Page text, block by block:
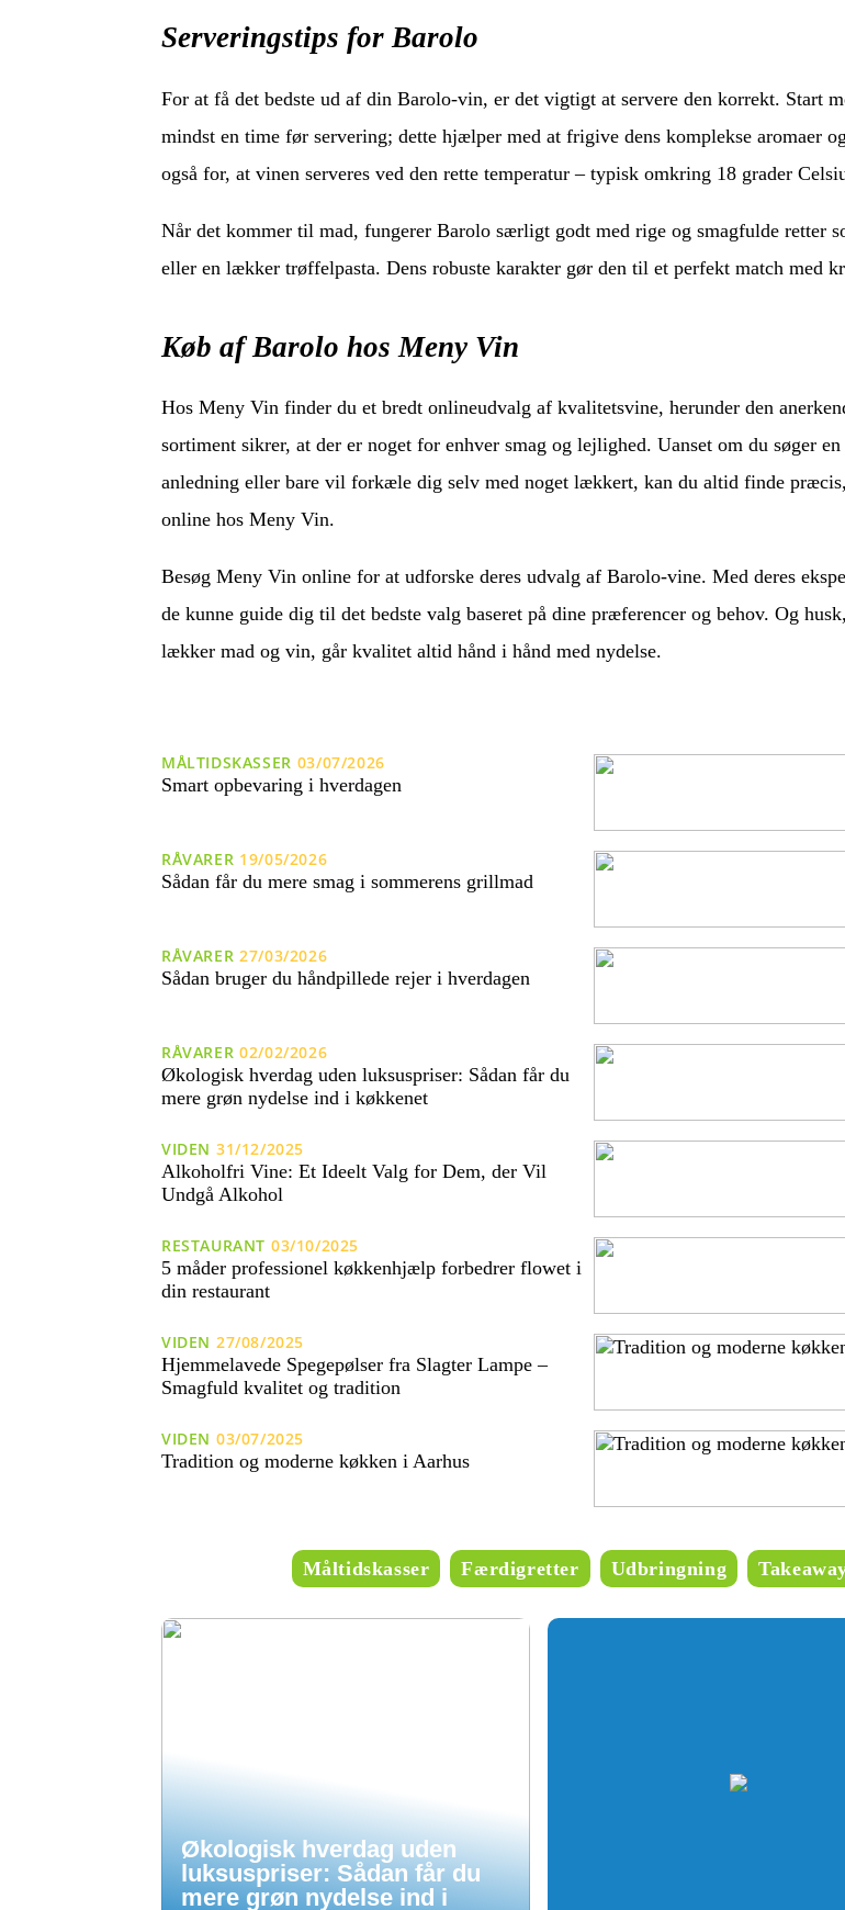
Serveringstips for Barolo
For at få det bedste ud af din Barolo-vin, er det vigtigt at servere den korrekt. Start
mindst en time før servering; dette hjælper med at frigive dens komplekse aromaer
også for, at vinen serveres ved den rette temperatur – typisk omkring 18 grader
Når det kommer til mad, fungerer Barolo særligt godt med rige og smagfulde retter
eller en lækker trøffelpasta. Dens robuste karakter gør den til et perfekt match med
Køb af Barolo hos Meny Vin
Hos Meny Vin finder du et bredt onlineudvalg af kvalitetsvine, herunder den
sortiment sikrer, at der er noget for enhver smag og lejlighed. Uanset om du søger
anledning eller bare vil forkæle dig selv med noget lækkert, kan du altid finde
online hos Meny Vin.
Besøg Meny Vin online for at udforske deres udvalg af Barolo-vine. Med deres
de kunne guide dig til det bedste valg baseret på dine præferencer og behov. Og
lækker mad og vin, går kvalitet altid hånd i hånd med nydelse.
MÅLTIDSKASSER 03/07/2026
Smart opbevaring i hverdagen
RÅVARER 19/05/2026
Sådan får du mere smag i sommerens grillmad
RÅVARER 27/03/2026
Sådan bruger du håndpillede rejer i hverdagen
RÅVARER 02/02/2026
Økologisk hverdag uden luksuspriser: Sådan får du
mere grøn nydelse ind i køkkenet
VIDEN 31/12/2025
Alkoholfri Vine: Et Ideelt Valg for Dem, der Vil
Undgå Alkohol
RESTAURANT 03/10/2025
5 måder professionel køkkenhjælp forbedrer flowet i
din restaurant
VIDEN 27/08/2025
Hjemmelavede Spegepølser fra Slagter Lampe –
Smagfuld kvalitet og tradition
VIDEN 03/07/2025
Tradition og moderne køkken i Aarhus
Måltidskasser Færdigretter Udbringning
Økologisk hverdag uden
luksuspriser: Sådan får du
mere grøn nydelse ind i